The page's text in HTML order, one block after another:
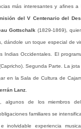
más interesantes y afines
del V Centenario del
Gottschalk (1829-1869),
dándole un toque especial de
Indias Occidentales. El
Segunda Parte. La
en la Sala de Cultura de
Lanz
algunos de los miembros
familiares se
inolvidable experiencia